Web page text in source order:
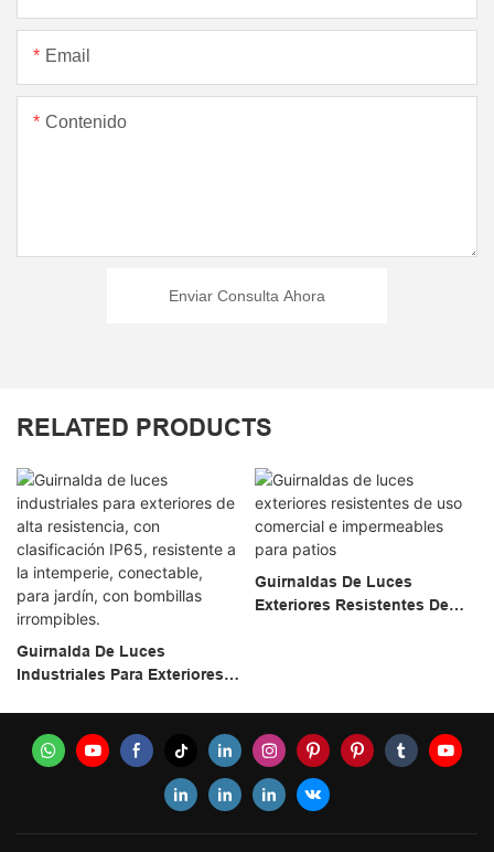
Email
Contenido
Enviar Consulta Ahora
RELATED PRODUCTS
Guirnalda De Luces
Industriales Para Exteriores
Resistente A La Intemperie,
Conectable, Para Jardín, Con
Bombillas Irrompibles.
Guirnaldas De Luces
Exteriores Resistentes De